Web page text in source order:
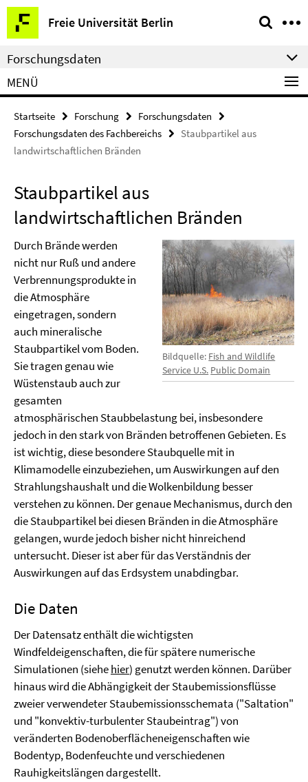
Springe
direkt
zu
Inhalt
Freie Universität Berlin
Service-
Navigation
Forschungsdaten
MENÜ
Startseite Forschung
Forschungsdaten
Forschungsdaten des Fachbereichs
Staubpartikel aus
landwirtschaftlichen Bränden
Staubpartikel aus
landwirtschaftlichen Bränden
Bildquelle: Fish and Wildlife
Service U.S. Public Domain
Durch Brände werden
nicht nur Ruß und andere
Verbrennungsprodukte in
die Atmosphäre
eingetragen, sondern
auch mineralische
Staubpartikel vom Boden.
Sie tragen genau wie
Wüstenstaub auch zur
gesamten
atmosphärischen Staubbelastung bei, insbesondere
jedoch in den stark von Bränden betroffenen Gebieten. Es
ist wichtig, diese besondere Staubquelle mit in
Klimamodelle einzubeziehen, um Auswirkungen auf den
Strahlungshaushalt und die Wolkenbildung besser
verstehen zu können. Der genaue Mechanismus, durch den
die Staubpartikel bei diesen Bränden in die Atmosphäre
gelangen, wurde jedoch bisher nicht hinreichend
untersucht. Dieser ist aber für das Verständnis der
Auswirkungen auf das Erdsystem unabdingbar.
Die Daten
Der Datensatz enthält die wichtigsten
Windfeldeigenschaften, die für spätere numerische
Simulationen (siehehier) genutzt werden können. Darüber
hinaus wird die Abhängigkeit der Staubemissionsflüsse
zweier verwendeter Staubemissionsschemata ("Saltation"
und "konvektiv-turbulenter Staubeintrag") von
veränderten Bodenoberflächeneigenschaften wie
Bodentyp, Bodenfeuchte und verschiedenen
Rauhigkeitslängen dargestellt.